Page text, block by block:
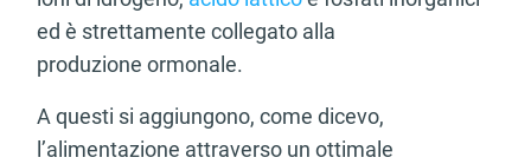
ed è strettamente collegato alla
produzione ormonale.
A questi si aggiungono, come dicevo,
l’alimentazione attraverso un ottimale